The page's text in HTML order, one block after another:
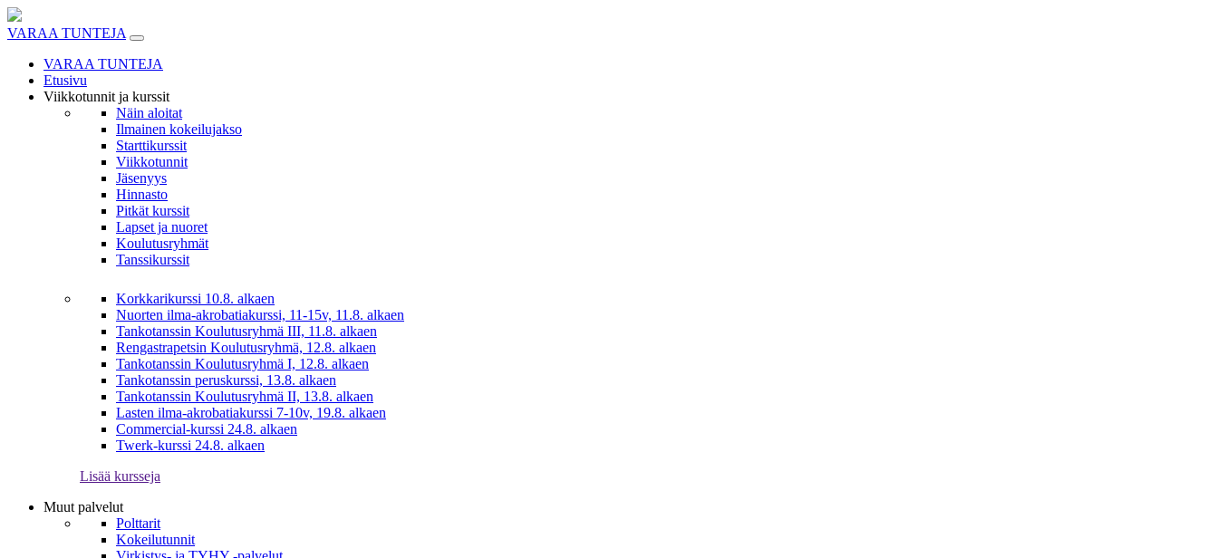
Skip
to
VARAA TUNTEJA
VARAA TUNTEJA
Etusivu
Viikkotunnit ja kurssit
Näin aloitat
Ilmainen kokeilujakso
Starttikurssit
Viikkotunnit
Jäsenyys
Hinnasto
Pitkät kurssit
Lapset ja nuoret
Koulutusryhmät
Tanssikurssit
Korkkarikurssi 10.8. alkaen
Nuorten ilma-akrobatiakurssi, 11-15v, 11.8. alkaen
Tankotanssin Koulutusryhmä III, 11.8. alkaen
Rengastrapetsin Koulutusryhmä, 12.8. alkaen
Tankotanssin Koulutusryhmä I, 12.8. alkaen
Tankotanssin peruskurssi, 13.8. alkaen
Tankotanssin Koulutusryhmä II, 13.8. alkaen
Lasten ilma-akrobatiakurssi 7-10v, 19.8. alkaen
Commercial-kurssi 24.8. alkaen
Twerk-kurssi 24.8. alkaen
Lisää kursseja
Muut palvelut
Polttarit
Kokeilutunnit